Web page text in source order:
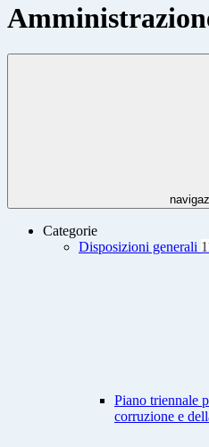
Categorie
Disposizioni generali
Piano triennale
corruzione e